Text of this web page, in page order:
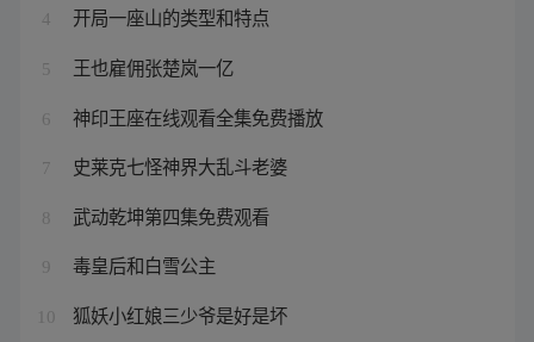
4 开局一座山的类型和特点
5 王也雇佣张楚岚一亿
6 神印王座在线观看全集免费播放
7 史莱克七怪神界大乱斗老婆
8 武动乾坤第四集免费观看
9 毒皇后和白雪公主
10 狐妖小红娘三少爷是好是坏